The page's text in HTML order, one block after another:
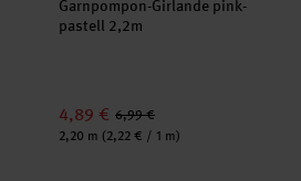
Garnpompon-Girlande pink-
pastell 2,2m
4,89 € 6,99 €
Inhalt:
2,20 m (2,22 € / 1 m)